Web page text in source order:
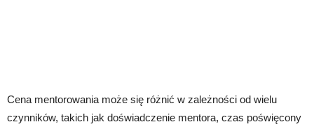
Cena mentorowania może się różnić w zależności od wielu
czynników, takich jak doświadczenie mentora, czas poświęcony